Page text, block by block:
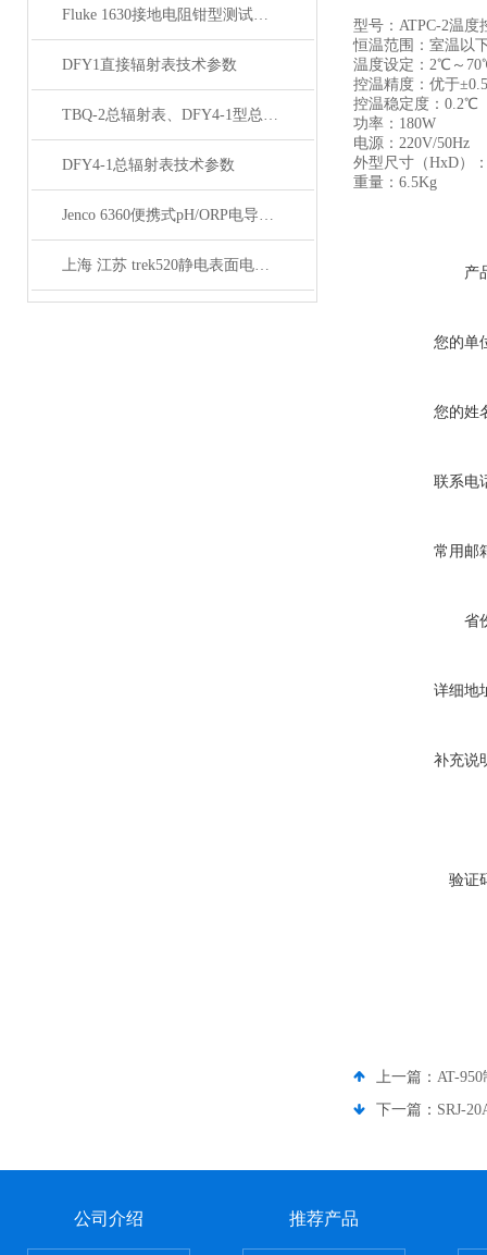
Fluke 1630接地电阻钳型测试仪技术参数
DFY1直接辐射表技术参数
TBQ-2总辐射表、DFY4-1型总辐射表技术参数
DFY4-1总辐射表技术参数
Jenco 6360便携式pH/ORP电导率盐仪
上海 江苏 trek520静电表面电压测量仪
型号：ATPC-2温度
恒温范围：室温以
温度设定：2℃～
控温精度：优于
控温稳定度：0.2℃
功率：180W
电源：220V/50Hz
外型尺寸（HxD）
重量：6.5Kg
产
您的单
您的姓
联系电
常用邮
省
详细地
补充说
验证
上一篇： AT-
下一篇： SRJ-
公司介绍 推荐产品